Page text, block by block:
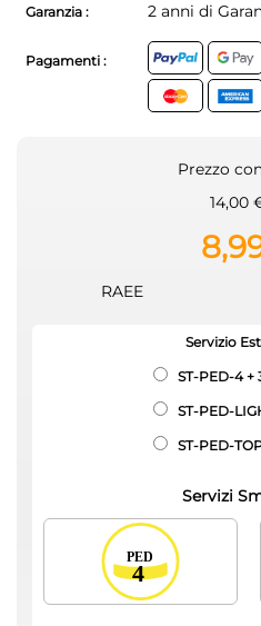
Garanzia : 2 anni di
Pagamenti :
Prezzo
14,00
RAEE
Servizio
ST-PED-4+
ST-PED-
ST-PED-
Servizi